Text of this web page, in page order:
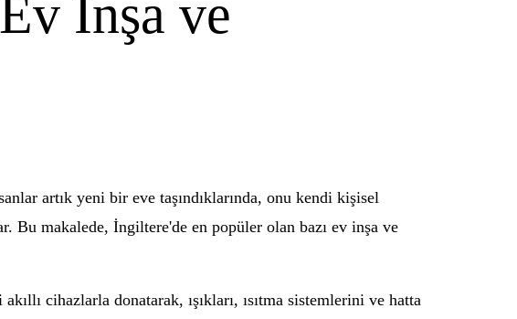
İnşa ve
artık yeni bir eve taşındıklarında, onu kendi kişisel
Bu makalede, İngiltere'de en popüler olan bazı ev inşa ve
cihazlarla donatarak, ışıkları, ısıtma sistemlerini ve hatta